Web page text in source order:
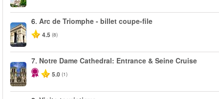
6. Arc de Triomphe - billet coupe-file
4.5 (8)
7. Notre Dame Cathedral: Entrance & Seine Cruise
5.0 (1)